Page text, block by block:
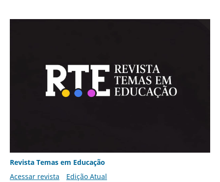
Revista Temas em Educação
Acessar revista
Edição Atual